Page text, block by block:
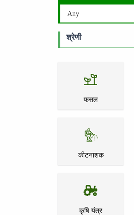
Any
श्रेणी
फसल
कीटनाशक
कृषि यंत्र